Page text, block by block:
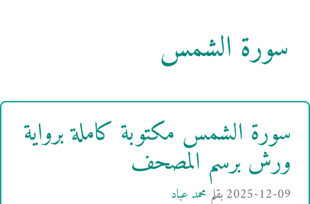
سورة الشمس
سورة الشمس مكتوبة كاملة برواية
ورش برسم المصحف
2025-12-09بقلم محمد عباد